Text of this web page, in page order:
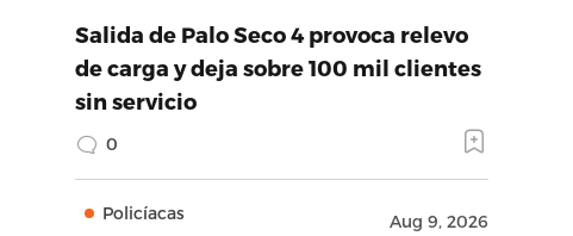
Salida de Palo Seco 4 provoca relevo
de carga y deja sobre 100 mil clientes
sin servicio
0
Policíacas Aug 9, 2026